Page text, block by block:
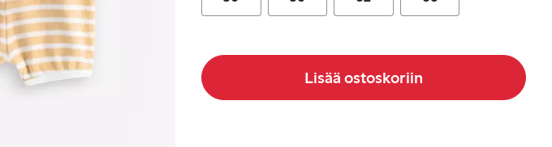
Lisää ostoskoriin